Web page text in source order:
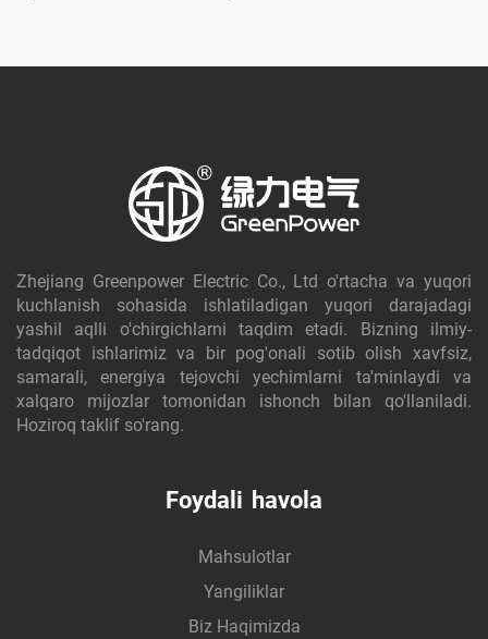
Zhejiang Greenpower Electric Co., Ltd o'rtacha va yuqori
kuchlanish sohasida ishlatiladigan yuqori darajadagi
yashil aqlli o'chirgichlarni taqdim etadi. Bizning ilmiy-
tadqiqot ishlarimiz va bir pog'onali sotib olish xavfsiz,
samarali, energiya tejovchi yechimlarni ta'minlaydi va
xalqaro mijozlar tomonidan ishonch bilan qo'llaniladi.
Hoziroq taklif so'rang.
Foydali havola
Mahsulotlar
Yangiliklar
Biz Haqimizda